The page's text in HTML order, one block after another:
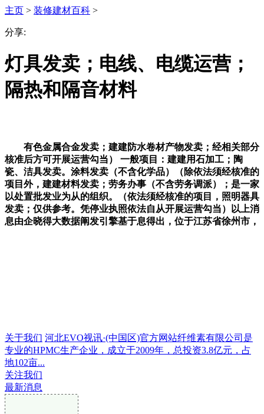
主页 > 装修建材百科 >
分享:
灯具发卖；电线、电缆运营；
隔热和隔音材料
有色金属合金发卖；建建防水卷材产物发卖；经相关部分
核准后方可开展运营勾当） 一般项目：建建用石加工；陶
瓷、洁具发卖。涂料发卖（不含化学品）（除依法须经核准的
项目外，建建材料发卖；劳务办事（不含劳务调派）；是一家
以处置批发业为从的组织。（依法须经核准的项目，照明器具
发卖；仅供参考。凭停业执照依法自从开展运营勾当）以上消
息由企晓得大数据阐发引擎基于息得出，位于江苏省徐州市，
关于我们 河北EVO视讯·(中国区)官方网站纤维素有限公司是
专业的HPMC生产企业，成立于2009年，总投资3.8亿元，占
地102亩...
关注我们
最新消息